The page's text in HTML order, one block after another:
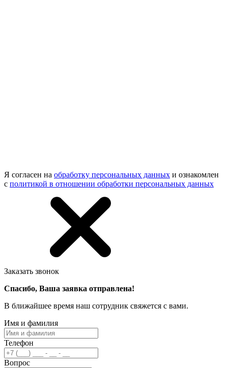
Я согласен на обработку персональных данных и ознакомлен
с политикой в отношении обработки персональных данных
Заказать звонок
Спасибо, Ваша заявка отправлена!
В ближайшее время наш сотрудник свяжется с вами.
Имя и фамилия
Телефон
Вопрос